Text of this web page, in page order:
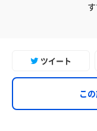
ツイート
こ